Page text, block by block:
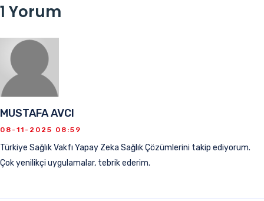
1 Yorum
MUSTAFA AVCI
08-11-2025 08:59
Türkiye Sağlık Vakfı Yapay Zeka Sağlık Çözümlerini takip ediyorum.
Çok yenilikçi uygulamalar, tebrik ederim.